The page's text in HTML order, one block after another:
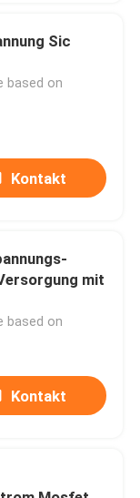
Sic
based on
Kontakt
mit
based on
Kontakt